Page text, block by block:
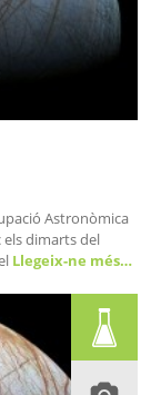
Astronòmica
els dimarts del
Llegeix-ne més…